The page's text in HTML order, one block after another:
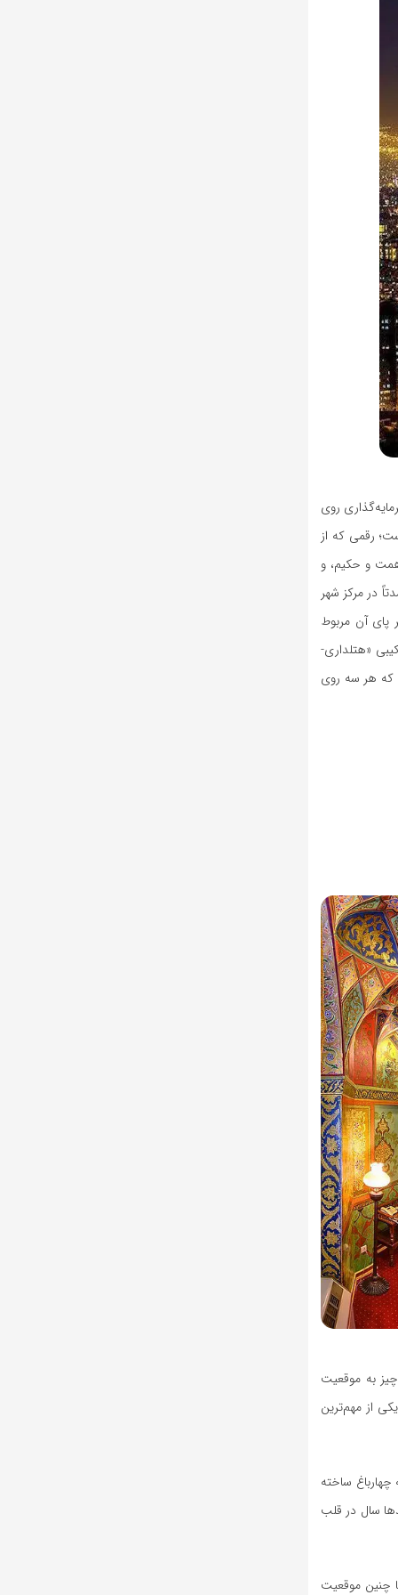
شد، نمونه‌ای از سرمایه‌گذاری روی
مترمربع (حدود ۱٫۳۵ هکتار) احداث شده است؛ رقمی که از
و حکیم، و
در مرکز شهر
پای آن مربوط
از مدل ترکیبی «هتلداری-
که هر سه روی
به موقعیت
از مهم‌ترین
ساخته
سال در قلب
بود زمینی با چنین موقعیت